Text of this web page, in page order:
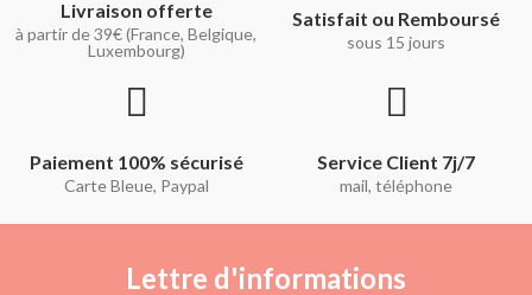
Livraison offerte
à partir de 39€ (France, Belgique,
Luxembourg)
Satisfait ou Remboursé
sous 15 jours
Paiement 100% sécurisé
Carte Bleue, Paypal
Service Client 7j/7
mail, téléphone
Lettre d'informations